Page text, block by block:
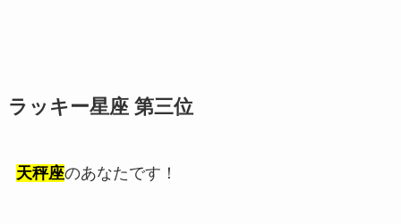
ラッキー星座 第三位
天秤座のあなたです！